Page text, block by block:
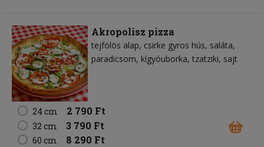
Akropolisz pizza
tejfölös alap csirke gyros hús saláta
paradicsom kígyóuborka tzatziki sajt
24 cm 2 790 Ft
32 cm 3 790 Ft
60 cm 8 290 Ft